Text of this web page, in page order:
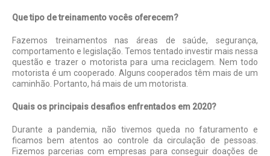
Que tipo de treinamento vocês oferecem?
Fazemos treinamentos nas áreas de saúde, segurança,
comportamento e legislação. Temos tentado investir mais nessa
questão e trazer o motorista para uma reciclagem. Nem todo
motorista é um cooperado. Alguns cooperados têm mais de um
caminhão. Portanto, há mais de um motorista.
Quais os principais desafios enfrentados em 2020?
Durante a pandemia, não tivemos queda no faturamento e
ficamos bem atentos ao controle da circulação de pessoas.
Fizemos parcerias com empresas para conseguir doações de